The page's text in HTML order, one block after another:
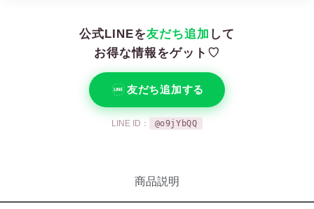
公式LINEを友だち追加 して
お得な情報をゲット♡
友だち追加する
LINE ID： @o9jYbQQ
商品説明